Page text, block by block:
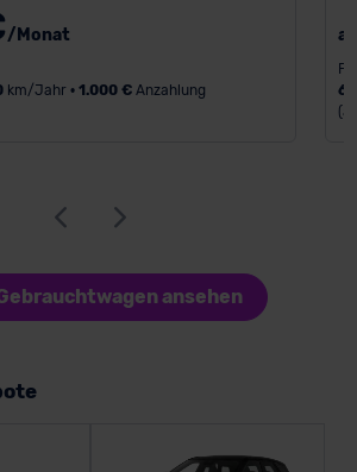
/Monat
km/Jahr • 1.000 €Anzahlung
60
ansehen